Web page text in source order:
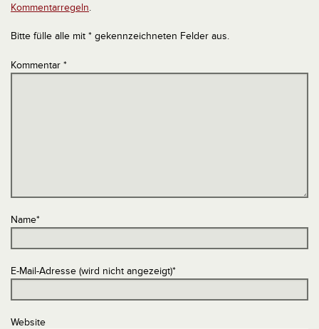
Kommentarregeln.
Bitte fülle alle mit * gekennzeichneten Felder aus.
Kommentar *
Name*
E-Mail-Adresse (wird nicht angezeigt)*
Website